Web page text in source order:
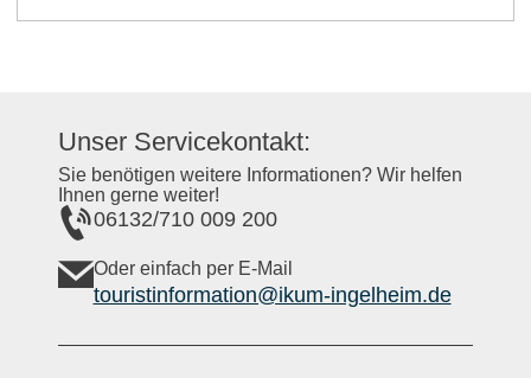
Unser Servicekontakt:
Sie benötigen weitere Informationen? Wir helfen
Ihnen gerne weiter!
06132/710 009 200
Oder einfach per E-Mail
touristinformation@ikum-ingelheim.de